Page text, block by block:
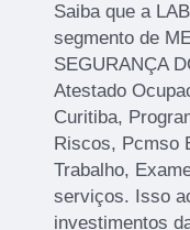
Saiba que a
segmento de
SEGURANÇA
Atestado
Curitiba,
Riscos, Pcmso
Trabalho,
serviços. Isso
investimentos